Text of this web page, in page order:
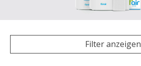
Filter anzeigen